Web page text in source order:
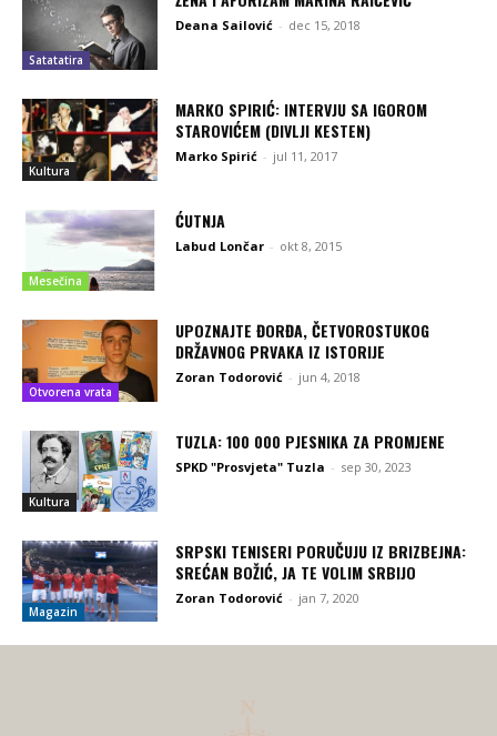
Satatatira
Deana Sailović - dec 15, 2018
Kultura
MARKO SPIRIĆ: INTERVJU SA IGOROM
STAROVIĆEM (DIVLJI KESTEN)
Marko Spirić - jul 11, 2017
Mesečina
ĆUTNJA
Labud Lončar - okt 8, 2015
Otvorena vrata
UPOZNAJTE ĐORĐA, ČETVOROSTUKOG
DRŽAVNOG PRVAKA IZ ISTORIJE
Zoran Todorović - jun 4, 2018
Kultura
TUZLA: 100 000 PJESNIKA ZA PROMJENE
SPKD "Prosvjeta" Tuzla - sep 30, 2023
Magazin
SRPSKI TENISERI PORUČUJU IZ BRIZBEJNA:
SREĆAN BOŽIĆ, JA TE VOLIM SRBIJO
Zoran Todorović - jan 7, 2020